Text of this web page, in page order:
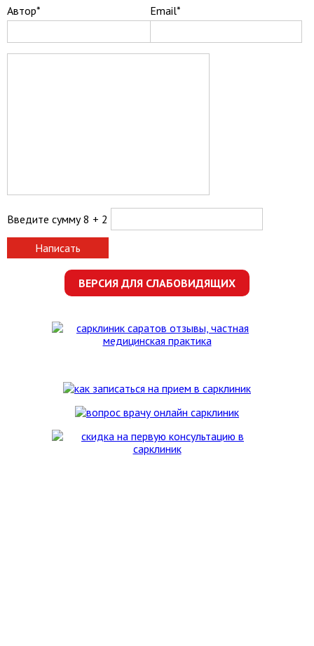
Автор*
Email*
Введите сумму 8 + 2
Написать
ВЕРСИЯ ДЛЯ СЛАБОВИДЯЩИХ